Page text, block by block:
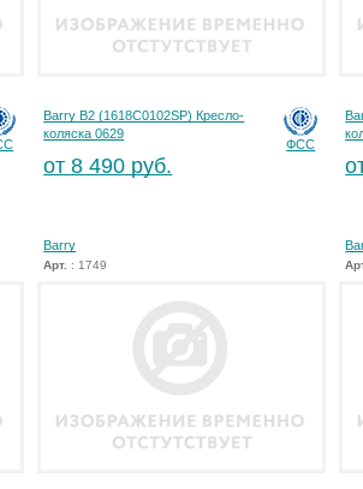
ФСС
Barry B2 (1618C0102SP) Кресло-
коляска 0629
от 8 490 руб.
Barry
Арт. : 1749